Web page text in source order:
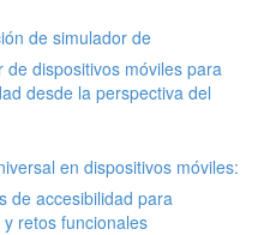
de simulador de
dispositivos móviles para
desde la perspectiva del
en dispositivos móviles:
de accesibilidad para
retos funcionales